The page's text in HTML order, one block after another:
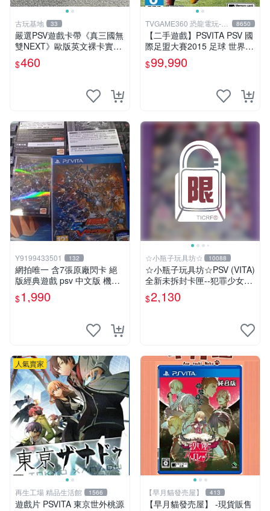
古玩基地 33
嚴選PSV遊戲卡帶《真三國無
雙NEXT》歐版英文裸卡實測
正常全新到貨 真三國無雙 PS
V 游戲卡帶 任玩無雙
$460
TVGAME360 恐龍電玩-台
中店
8650
【二手遊戲】PSVITA PSV 國
際足盟大賽2015 足球 世界盃
FIFA 15 英文版【台中恐龍電
玩】
$99,990
Y9199433501 132
網拍唯一 含7張原廠閃卡 絕
版經典遊戲 psv 中文版 機動
戰士 鋼彈 極限VS. FORCE
$1,990
☆小瓶子玩具坊☆ 10088
☆小瓶子玩具坊☆PSV (VITA)
全新未拆封卡匣--犯罪少女2
《Criminal Girls 2》限定版
(日版)
$2,130
人氣賣家
再生工場 精品生活館 1566
遊戲片 PSVITA 東京世外桃源
【早月貓發売屋】 413
【早月貓發売屋】 -現貨販售